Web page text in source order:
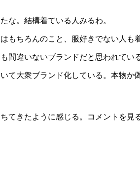
な。結構着ている人みるわ。
もちろんのこと、服好きでない人も
間違いないブランドだと思われている
て大衆ブランド化している。本物
てきたように感じる。コメントを